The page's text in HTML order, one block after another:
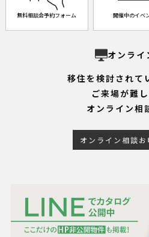
無料相談会予約フォーム 開催中のイベ
オンライ
移住を検討されて
ご来場が難
オンライン相
オンライン相談お